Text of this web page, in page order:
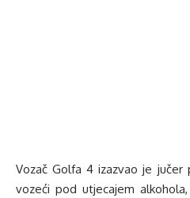
Vozač Golfa 4 izazvao je jučer
vozeći pod utjecajem